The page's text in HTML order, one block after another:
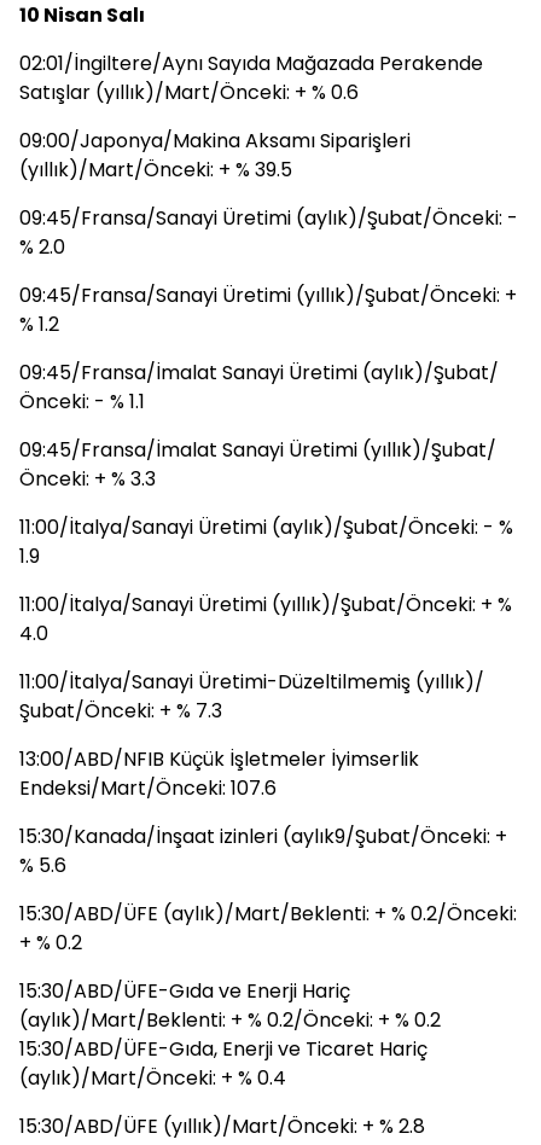
10 Nisan Salı
02:01/İngiltere/Aynı Sayıda Mağazada Perakende
Satışlar (yıllık)/Mart/Önceki: + % 0.6
09:00/Japonya/Makina Aksamı Siparişleri
(yıllık)/Mart/Önceki: + % 39.5
09:45/Fransa/Sanayi Üretimi (aylık)/Şubat/Önceki: -
% 2.0
09:45/Fransa/Sanayi Üretimi (yıllık)/Şubat/Önceki: +
% 1.2
09:45/Fransa/İmalat Sanayi Üretimi (aylık)/Şubat/
Önceki: - % 1.1
09:45/Fransa/İmalat Sanayi Üretimi (yıllık)/Şubat/
Önceki: + % 3.3
11:00/İtalya/Sanayi Üretimi (aylık)/Şubat/Önceki: - %
1.9
11:00/İtalya/Sanayi Üretimi (yıllık)/Şubat/Önceki: + %
4.0
11:00/İtalya/Sanayi Üretimi-Düzeltilmemiş (yıllık)/
Şubat/Önceki: + % 7.3
13:00/ABD/NFIB Küçük İşletmeler İyimserlik
Endeksi/Mart/Önceki: 107.6
15:30/Kanada/İnşaat izinleri (aylık9/Şubat/Önceki: +
% 5.6
15:30/ABD/ÜFE (aylık)/Mart/Beklenti: + % 0.2/Önceki:
+ % 0.2
15:30/ABD/ÜFE-Gıda ve Enerji Hariç
(aylık)/Mart/Beklenti: + % 0.2/Önceki: + % 0.2
15:30/ABD/ÜFE-Gıda, Enerji ve Ticaret Hariç
(aylık)/Mart/Önceki: + % 0.4
15:30/ABD/ÜFE (yıllık)/Mart/Önceki: + % 2.8